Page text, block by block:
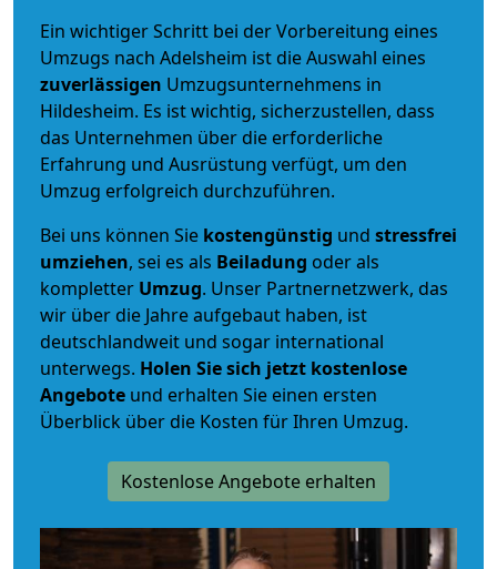
Ein wichtiger Schritt bei der Vorbereitung eines
Umzugs nach Adelsheim ist die Auswahl eines
zuverlässigen Umzugsunternehmens in
Hildesheim. Es ist wichtig, sicherzustellen, dass
das Unternehmen über die erforderliche
Erfahrung und Ausrüstung verfügt, um den
Umzug erfolgreich durchzuführen.
Bei uns können Sie kostengünstig und stressfrei
umziehen, sei es als Beiladung oder als
kompletter Umzug. Unser Partnernetzwerk, das
wir über die Jahre aufgebaut haben, ist
deutschlandweit und sogar international
unterwegs. Holen Sie sich jetzt kostenlose
Angebote und erhalten Sie einen ersten
Überblick über die Kosten für Ihren Umzug.
Kostenlose Angebote erhalten